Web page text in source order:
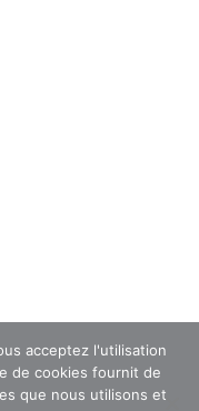
acceptez l'utilisation
de cookies fournit de
que nous utilisons et